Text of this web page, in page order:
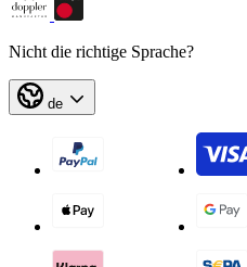
Nicht die richtige Sprache?
de